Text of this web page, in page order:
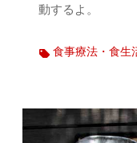
動するよ。
食事療法・食生